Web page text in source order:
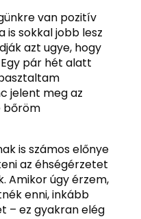
van pozitív
is sokkal jobb lesz
azt ugye, hogy
Egy pár hét alatt
jelent meg az
bőröm
is számos előnye
az éhségérzetet
Amikor úgy érzem,
enni, inkább
– ez gyakran elég